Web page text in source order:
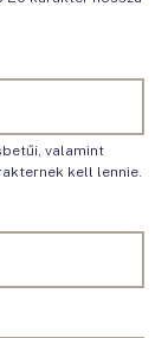
valamint
kell lennie.